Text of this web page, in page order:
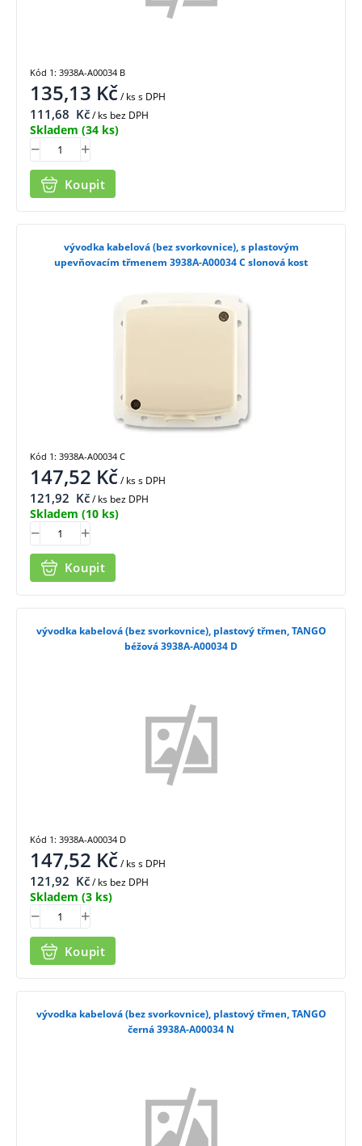
135,13 Kč/ kss DPH
111,68 Kč/ ks bez DPH
Skladem (34 ks)
Koupit
Kód 1: 3938A-A00034 B
vývodka kabelová (bez svorkovnice), s plastovým
upevňovacím třmenem 3938A-A00034 C slonová kost
147,52 Kč/ kss DPH
121,92 Kč/ ks bez DPH
Skladem (10 ks)
Koupit
Kód 1: 3938A-A00034 C
vývodka kabelová (bez svorkovnice), plastový třmen, TANGO
béžová 3938A-A00034 D
147,52 Kč/ kss DPH
121,92 Kč/ ks bez DPH
Skladem (3 ks)
Koupit
Kód 1: 3938A-A00034 D
vývodka kabelová (bez svorkovnice), plastový třmen, TANGO
černá 3938A-A00034 N